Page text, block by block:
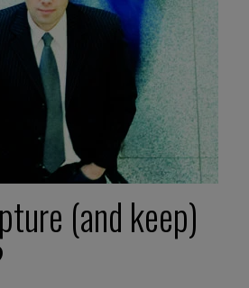
(and keep)